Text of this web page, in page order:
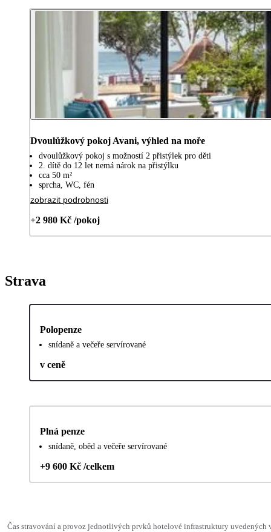
Dvoulůžkový pokoj Avani, výhled na moře
dvoulůžkový pokoj s možností 2 přistýlek pro děti
2. dítě do 12 let nemá nárok na přistýlku
cca 50 m²
sprcha, WC, fén
zobrazit podrobnosti
+2 980 Kč /pokoj
Strava
Polopenze
snídaně a večeře servírované
v ceně
Plná penze
snídaně, oběd a večeře servírované
+9 600 Kč /celkem
Čas stravování a provoz jednotlivých prvků hotelové infrastruktury uvedených